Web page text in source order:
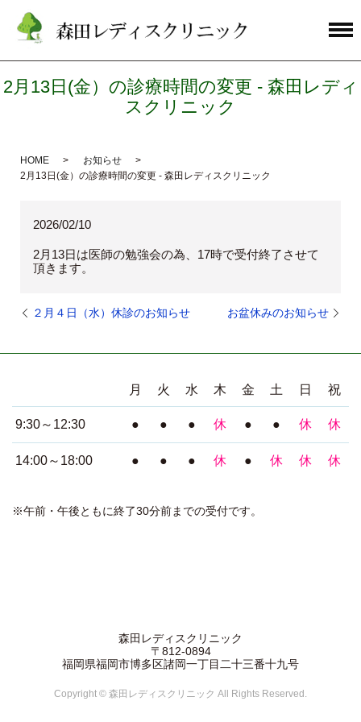
2月13日(金）の診療時間の変更 - 森田レディ
スクリニック
HOME
お知らせ
2月13日(金）の診療時間の変更 - 森田レディスクリニック
2026/02/10
2月13日は医師の勉強会の為、17時で受付終了させて
頂きます。
２月４日（水）休診のお知らせ お盆休みのお知らせ
月 火 水 木 金 土 日 祝
9:30～12:30 ● ● ● 休 ● ● 休 休
14:00～18:00 ● ● ● 休 ● 休 休 休
※午前・午後ともに終了30分前までの受付です。
森田レディスクリニック
〒812-0894
福岡県福岡市博多区諸岡一丁目二十三番十九号
Copyright © 森田レディスクリニック All Rights Reserved.